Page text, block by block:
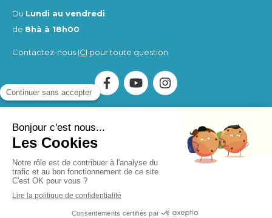
Du Lundi au vendredi
de 8hà à 18h00
Contactez-nous ICI pour toute question
Association Humankind Wellbeing
SIRET : 923 516 587
00014
. Organisme de Formation (OF) enregistré sous le
numéro d'activité 84730284273.
Humankind Wellbeing SASSIRET 94311513900017